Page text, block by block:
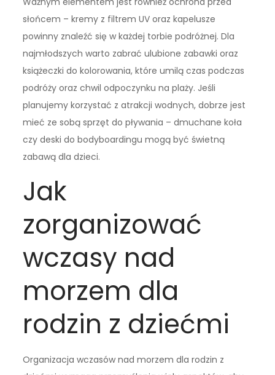
słońcem – kremy z filtrem UV oraz kapelusze
powinny znaleźć się w każdej torbie podróżnej. Dla
najmłodszych warto zabrać ulubione zabawki oraz
książeczki do kolorowania, które umilą czas podczas
podróży oraz chwil odpoczynku na plaży. Jeśli
planujemy korzystać z atrakcji wodnych, dobrze jest
mieć ze sobą sprzęt do pływania – dmuchane koła
czy deski do bodyboardingu mogą być świetną
zabawą dla dzieci.
Jak
zorganizować
wczasy nad
morzem dla
rodzin z dziećmi
Organizacja wczasów nad morzem dla rodzin z